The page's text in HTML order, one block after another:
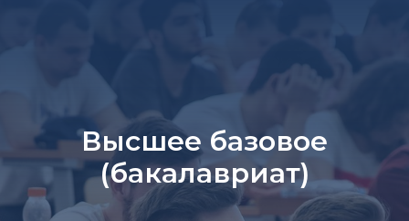
Высшее базовое
(бакалавриат)